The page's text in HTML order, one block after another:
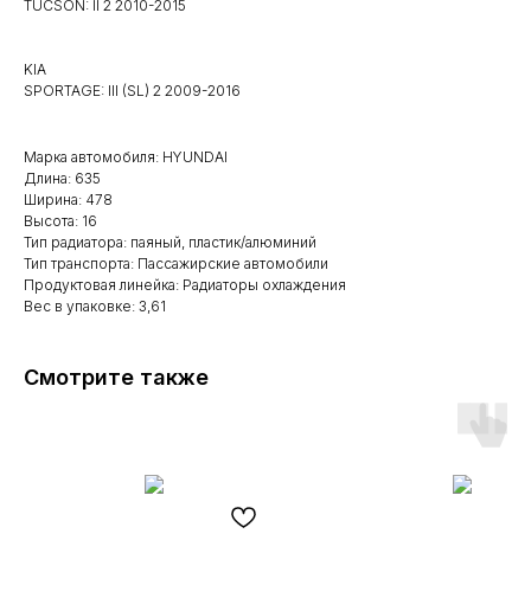
TUCSON: II 2 2010-2015
KIA
SPORTAGE: III (SL) 2 2009-2016
Марка автомобиля: HYUNDAI
Длина: 635
Ширина: 478
Высота: 16
Тип радиатора: паяный, пластик/алюминий
Тип транспорта: Пассажирские автомобили
Продуктовая линейка: Радиаторы охлаждения
Вес в упаковке: 3,61
Смотрите также